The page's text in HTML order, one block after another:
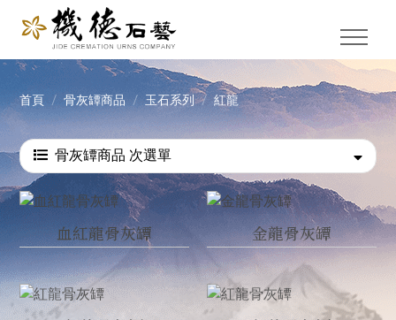
首頁 骨灰罈商品 玉石系列 紅龍
骨灰罈商品 次選單
血紅龍骨灰罈 金龍骨灰罈